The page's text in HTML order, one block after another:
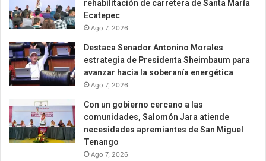
rehabilitación de carretera de Santa María
Ecatepec
Ago 7, 2026
Destaca Senador Antonino Morales
estrategia de Presidenta Sheimbaum para
avanzar hacia la soberanía energética
Ago 7, 2026
Con un gobierno cercano a las
comunidades, Salomón Jara atiende
necesidades apremiantes de San Miguel
Tenango
Ago 7, 2026